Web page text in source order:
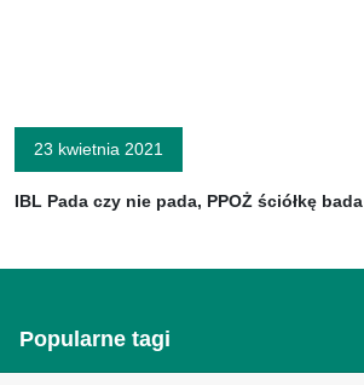
23 kwietnia 2021
IBL Pada czy nie pada, PPOŻ ściółkę bada
Popularne tagi